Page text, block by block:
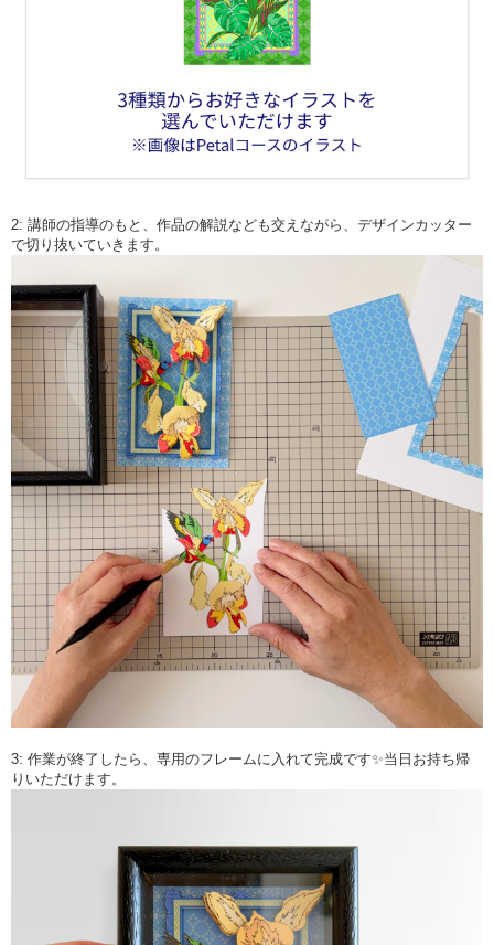
2: 講師の指導のもと、作品の解説なども交えながら、デザインカッター
で切り抜いていきます。
3: 作業が終了したら、専用のフレームに入れて完成です✨当日お持ち帰
りいただけます。